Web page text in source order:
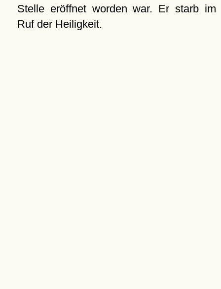
Stelle eröffnet worden war. Er starb im
Ruf der Heiligkeit.